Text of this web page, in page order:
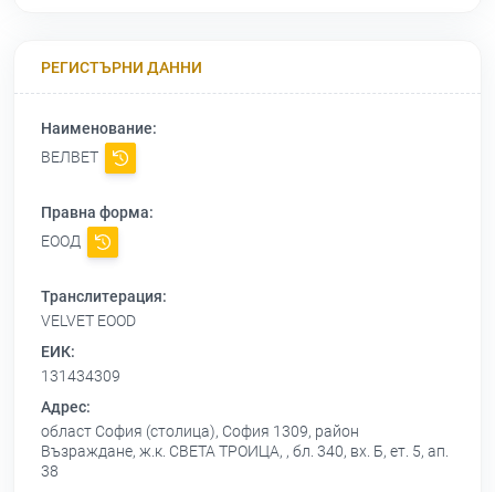
РЕГИСТЪРНИ ДАННИ
Наименование:
ВЕЛВЕТ
Правна форма:
ЕООД
Транслитерация:
VELVET EOOD
ЕИК:
131434309
Адрес:
област София (столица), София 1309, район
Възраждане, ж.к. СВЕТА ТРОИЦА, , бл. 340, вх. Б, ет. 5, ап.
38